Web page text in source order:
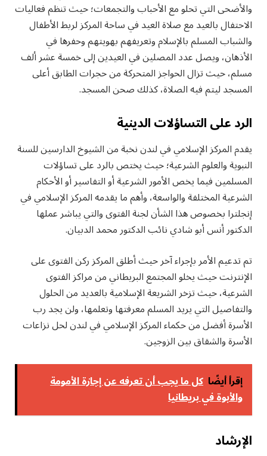
والأضحى التي تحلو مع الأحباب والتجمعات؛ حيث تنظم فعاليات
الاحتفال بالعيد مع صلاة العيد في ساحة المركز لربط الأطفال
والشباب المسلم بالإسلام وتعريفهم بهويتهم وحفرها في
الأذهان، ويصل عدد المصلين في العيدين إلى خمسة عشر ألف
مسلم، حيث تزال الحواجز المتحركة من حجرات الطابق أعلى
المسجد ليتم فيه الصلاة، كذلك صحن المسجد.
الرد على التساؤلات الدينية
يقدم المركز الإسلامي في لندن نخبة من الشيوخ الدارسين للسنة
النبوية والعلوم الشرعية؛ حيث يختص بالرد على تساؤلات
المسلمين فيما يخص الأمور الشرعية أو التفاسير أو الأحكام
الشرعية المختلفة والواسعة، وأهم ما يقدمه المركز الإسلامي في
إنجلترا بخصوص هذا الشأن لجنة الفتوى والتي يباشر عملها
الدكتور أنس أبو شادي نائب الدكتور محمد الدبيان.
تم تدعيم الأمر بإجراء آخر حيث أطلق المركز ركن الفتوى على
الإنترنت حيث يخلو المجتمع البريطاني من مراكز الفتوى
الشرعية، حيث تزخر الشريعة الإسلامية بالعديد من الحلول
والتفاصيل التي يريد المسلم معرفتها وتعلمها، ولن يجد رب
الأسرة أفضل من حكماء المركز الإسلامي في لندن لحل نزاعات
الأسرة والشقاق بين الزوجين.
إقرأ أيضًا كل ما يجب أن تعرفه عن إجازة الأمومة
والأبوة في بريطانيا
الإرشاد